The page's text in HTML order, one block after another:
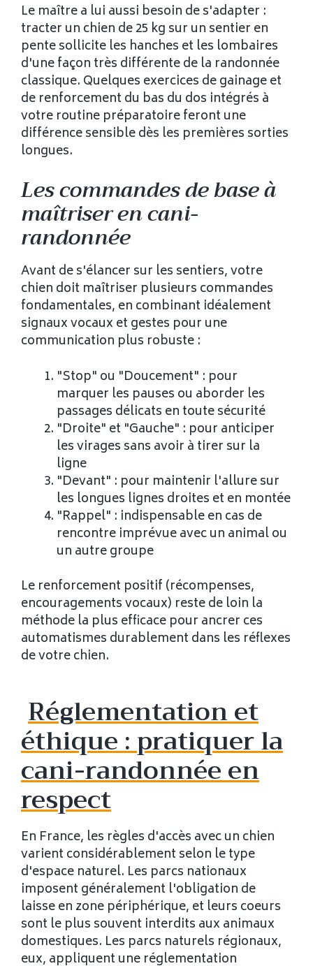
Le maître a lui aussi besoin de s'adapter :
tracter un chien de 25 kg sur un sentier en
pente sollicite les hanches et les lombaires
d'une façon très différente de la randonnée
classique. Quelques exercices de gainage et
de renforcement du bas du dos intégrés à
votre routine préparatoire feront une
différence sensible dès les premières sorties
longues.
Les commandes de base à
maîtriser en cani-
randonnée
Avant de s'élancer sur les sentiers, votre
chien doit maîtriser plusieurs commandes
fondamentales, en combinant idéalement
signaux vocaux et gestes pour une
communication plus robuste :
"Stop" ou "Doucement" : pour
marquer les pauses ou aborder les
passages délicats en toute sécurité
"Droite" et "Gauche" : pour anticiper
les virages sans avoir à tirer sur la
ligne
"Devant" : pour maintenir l'allure sur
les longues lignes droites et en montée
"Rappel" : indispensable en cas de
rencontre imprévue avec un animal ou
un autre groupe
Le renforcement positif (récompenses,
encouragements vocaux) reste de loin la
méthode la plus efficace pour ancrer ces
automatismes durablement dans les réflexes
de votre chien.
Réglementation et
éthique : pratiquer la
cani-randonnée en
respect
En France, les règles d'accès avec un chien
varient considérablement selon le type
d'espace naturel. Les parcs nationaux
imposent généralement l'obligation de
laisse en zone périphérique, et leurs coeurs
sont le plus souvent interdits aux animaux
domestiques. Les parcs naturels régionaux,
eux, appliquent une réglementation